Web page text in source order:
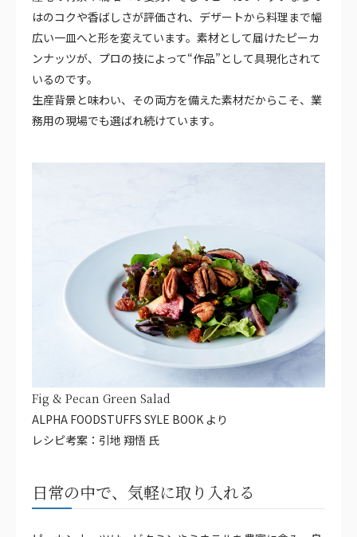
はのコクや香ばしさが評価され、デザートから料理まで幅
広い一皿へと形を変えています。素材として届けたピーカ
ンナッツが、プロの技によって“作品”として具現化されて
いるのです。
生産背景と味わい、その両方を備えた素材だからこそ、業
務用の現場でも選ばれ続けています。
Fig & Pecan Green Salad
ALPHA FOODSTUFFS SYLE BOOK より
レシピ考案：引地 翔悟 氏
日常の中で、気軽に取り入れる